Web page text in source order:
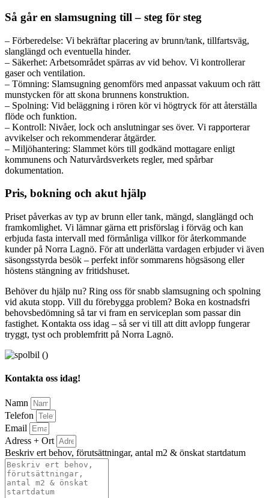
Så går en slamsugning till – steg för steg
– Förberedelse: Vi bekräftar placering av brunn/tank, tillfartsväg,
slanglängd och eventuella hinder.
– Säkerhet: Arbetsområdet spärras av vid behov. Vi kontrollerar
gaser och ventilation.
– Tömning: Slamsugning genomförs med anpassat vakuum och rätt
munstycken för att skona brunnens konstruktion.
– Spolning: Vid beläggning i rören kör vi högtryck för att återställa
flöde och funktion.
– Kontroll: Nivåer, lock och anslutningar ses över. Vi rapporterar
avvikelser och rekommenderar åtgärder.
– Miljöhantering: Slammet körs till godkänd mottagare enligt
kommunens och Naturvårdsverkets regler, med spårbar
dokumentation.
Pris, bokning och akut hjälp
Priset påverkas av typ av brunn eller tank, mängd, slanglängd och
framkomlighet. Vi lämnar gärna ett prisförslag i förväg och kan
erbjuda fasta intervall med förmånliga villkor för återkommande
kunder på Norra Lagnö. För att underlätta vardagen erbjuder vi även
säsongsstyrda besök – perfekt inför sommarens högsäsong eller
höstens stängning av fritidshuset.
Behöver du hjälp nu? Ring oss för snabb slamsugning och spolning
vid akuta stopp. Vill du förebygga problem? Boka en kostnadsfri
behovsbedömning så tar vi fram en serviceplan som passar din
fastighet. Kontakta oss idag – så ser vi till att ditt avlopp fungerar
tryggt, tyst och problemfritt på Norra Lagnö.
Kontakta oss idag!
Namn
Telefon
Email
Adress + Ort
Beskriv ert behov, förutsättningar, antal m2 & önskat startdatum